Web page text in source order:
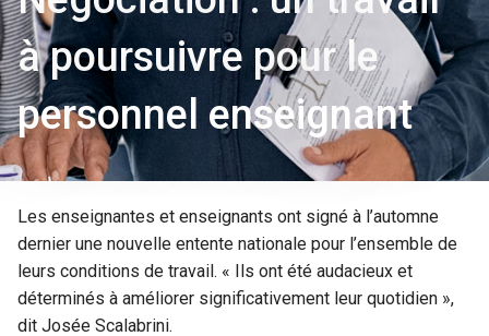
à poursuivre pour le
personnel enseignant
Les enseignantes et enseignants ont signé à l’automne
dernier une nouvelle entente nationale pour l’ensemble de
leurs conditions de travail. « Ils ont été audacieux et
déterminés à améliorer significativement leur quotidien »,
dit Josée Scalabrini.